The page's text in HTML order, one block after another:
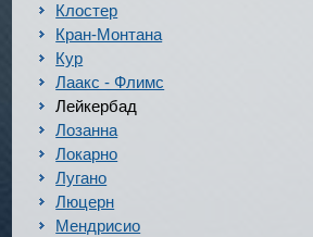
Клостер
Кран-Монтана
Кур
Лаакс - Флимс
Лейкербад
Лозанна
Локарно
Лугано
Люцерн
Мендрисио